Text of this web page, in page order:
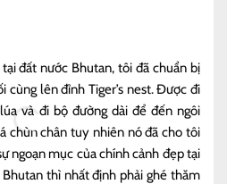
đất nước Bhutan, tôi đã chuẩn bị
lên đỉnh Tiger’s nest. Được đi
và đi bộ đường dài để đến ngôi
chùn chân tuy nhiên nó đã cho tôi
ngoạn mục của chính cảnh đẹp tại
thì nhất định phải ghé thăm